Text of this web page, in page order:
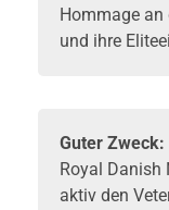
Hommage
und ihre
Guter Zweck:
Royal Danish
aktiv den